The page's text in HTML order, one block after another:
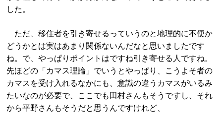
した。
ただ、移住者を引き寄せるっていうのと地理的に不便か
どうかとは実はあまり関係ないんだなと思いましたです
ね。で、やっぱりポイントはですね引き寄せる人ですね。
先ほどの「カマス理論」でいうとやっぱり、こうよそ者の
カマスを受け入れるなかにも、意識の違うカマスがいるみ
たいなのが必要で、ここでも田村さんもそうですし、それ
から平野さんもそうだと思うんですけれど、